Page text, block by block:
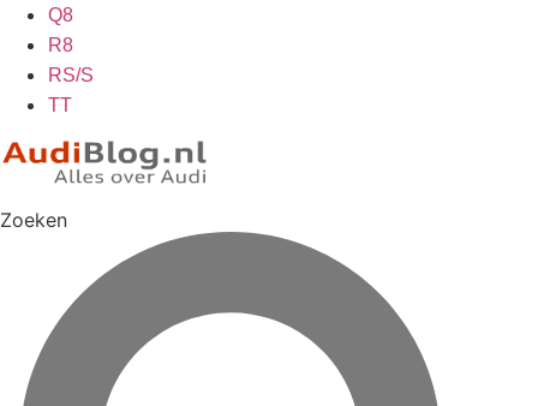
Q8
R8
RS/S
TT
Zoeken